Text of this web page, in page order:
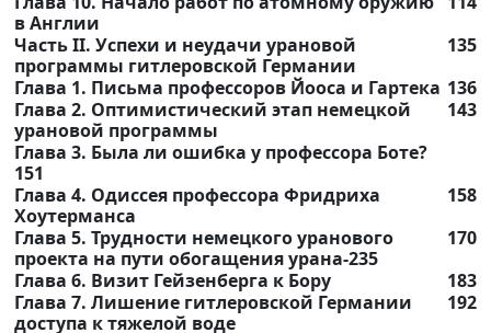
в Англии
Часть II. Успехи и неудачи урановой
программы гитлеровской Германии
135
Глава 1. Письма профессоров Йооса и Гартека 136
Глава 2. Оптимистический этап немецкой
урановой программы
143
Глава 3. Была ли ошибка у профессора Боте?
151
Глава 4. Одиссея профессора Фридриха
Хоутерманса
158
Глава 5. Трудности немецкого уранового
проекта на пути обогащения урана-235
170
Глава 6. Визит Гейзенберга к Бору
183
Глава 7. Лишение гитлеровской Германии
доступа к тяжелой воде
192